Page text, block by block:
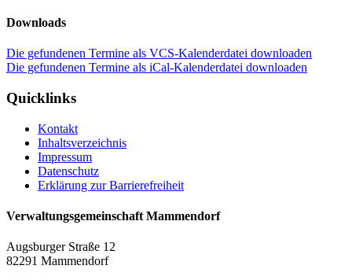
Downloads
Die gefundenen Termine als VCS-Kalenderdatei downloaden
Die gefundenen Termine als iCal-Kalenderdatei downloaden
Quicklinks
Kontakt
Inhaltsverzeichnis
Impressum
Datenschutz
Erklärung zur Barrierefreiheit
Verwaltungsgemeinschaft Mammendorf
Augsburger Straße 12
82291 Mammendorf